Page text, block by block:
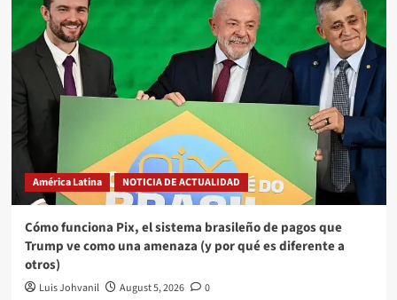
América Latina NOTICIA DE ACTUALIDAD
Cómo funciona Pix, el sistema brasileño de pagos que
Trump ve como una amenaza (y por qué es diferente a
otros)
Luis Johvanil August 5, 2026 0